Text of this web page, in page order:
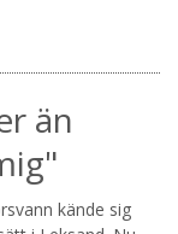
än
kände sig